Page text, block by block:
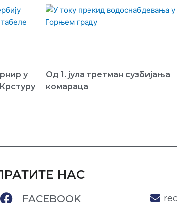
у
Од 1. јула третман сузбијања
комараца
НАС
FACEBOOK